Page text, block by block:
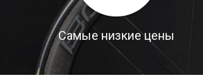
Самые низкие цены